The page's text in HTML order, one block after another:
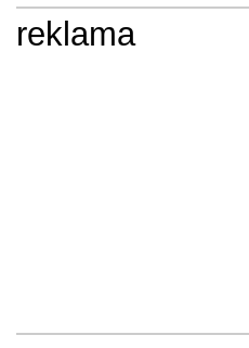
reklama